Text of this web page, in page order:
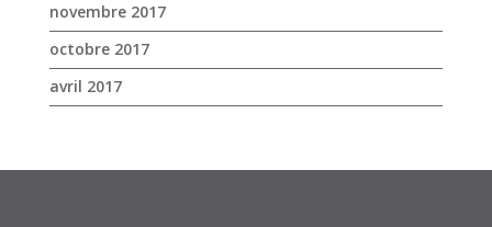
novembre 2017
octobre 2017
avril 2017